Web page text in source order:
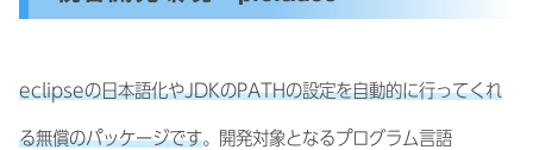
eclipseの日本語化やJDKのPATHの設定を自動的に行ってくれ
る無償のパッケージです。開発対象となるプログラム言語